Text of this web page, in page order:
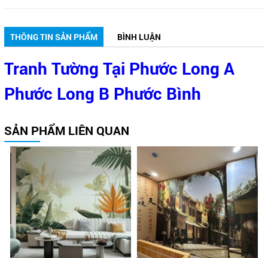
THÔNG TIN SẢN PHẨM BÌNH LUẬN
Tranh Tường Tại Phước Long A
Phước Long B Phước Bình
SẢN PHẨM LIÊN QUAN